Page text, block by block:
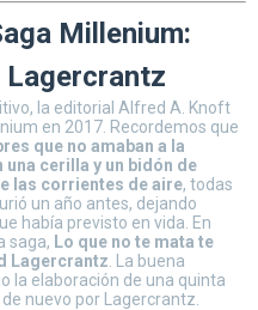
Millenium:
Lagercrantz
la editorial Alfred A. Knoft
en 2017. Recordemos que
que no amaban a la
una cerilla y un bidón de
las corrientes de aire, todas
un año antes, dejando
había previsto en vida. En
saga, Lo que no te mata te
Lagercrantz . La buena
la elaboración de una quinta
nuevo por Lagercrantz.